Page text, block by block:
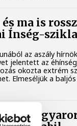
ma is
Ínség-szikla
az aszály
jelentett az
okozta extrém
Elmeséljük a